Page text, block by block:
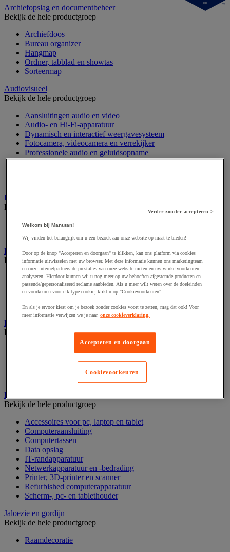
Archiefopslag en documentbeheer
Bekijk de hele productgroep
Archiefdoos
Bureau organizer
Hangmap
Ordner, tabblad en showtas
Sorteermap
Audiovisueel
Bekijk de hele productgroep
Aansluitingen audio en video
Audio- en Hi-Fi-apparatuur
Dynamisch en interactief weergavesysteem
Fotocamera, videocamera en verrekijker
Professionele audio en geluidsopname
Projectie en videoprojectie-apparatuur
Bewegwijzering en aanduidingsborden
Bekijk de hele productgroep
Deurnaambord
Folderrek en -houder
Bekijk de hele productgroep
Folderrek
Mobiel folderrek
Tafel folderstandaard
Wandfolderhouder
Inname en beheer van geld
Bekijk de hele productgroep
IT en multimedia
Bekijk de hele productgroep
Accessoires voor pc, laptop en tablet
Computeraansluiting
Computertassen
Data opslag
IT-randapparatuur
Netwerkapparatuur en -bedrading
Printer, 3D-printer en scanner
Refurbished computerapparatuur
Scherm-, pc- en tablethouder
Jaloezie en gordijn
Bekijk de hele productgroep
Raamdecoratie
NL
Verder zonder accepteren >
Welkom bij Manutan!
Wij vinden het belangrijk om u een bezoek aan onze website op maat te bieden!
Door op de knop "Accepteren en doorgaan" te klikken, kan ons platform via cookies
informatie uitwisselen met uw browser. Met deze informatie kunnen ons marketingteam
en onze internetpartners de prestaties van onze website meten en uw winkelvoorkeuren
analyseren. Hierdoor kunnen wij u nog meer op uw behoeften afgestemde producten en
passende/gepersonaliseerd reclame aanbieden. Als u meer wilt weten over de doeleinden
en voorkeuren voor elk type cookie, klikt u op "Cookievoorkeuren".
En als je ervoor kiest om je bezoek zonder cookies voort te zetten, mag dat ook! Voor
meer informatie verwijzen we je naar onze cookieverklaring.
Accepteren en doorgaan
Cookievoorkeuren